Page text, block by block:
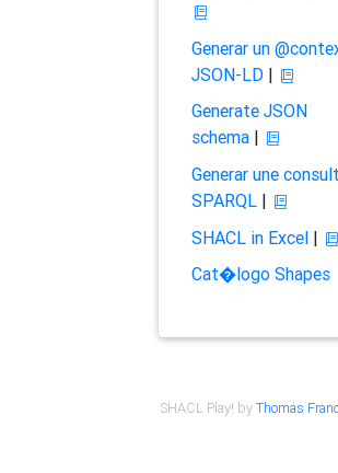
Generar un
JSON-LD|
Generate JSON
schema|
Generar une
SPARQL|
SHACL in Excel|
Cat�logo Shapes
SHACL Play! byThomas